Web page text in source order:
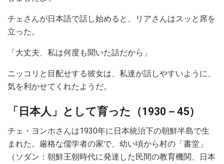
チェさんが日本語で話し始めると、リアさんはスッと席を
立った。
「大丈夫、私は何度も聞いた話だから」
ニッコリと目配せする彼女は、私達が話しやすいように、
気を利かせてくれたようだ。
「日本人」として育った（1930－45）
チェ・ヨンホさんは1930年に日本統治下の朝鮮半島で生
まれた。厳格な儒学者の家で、幼い頃から村の「書堂」
（ソダン：朝鮮王朝時代に発達した民間の教育機関、日本